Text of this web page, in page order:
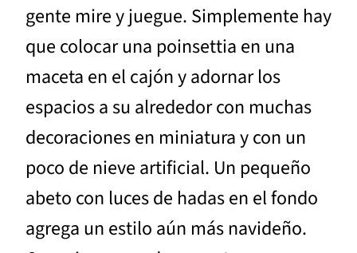
gente mire y juegue. Simplemente hay
que colocar una poinsettia en una
maceta en el cajón y adornar los
espacios a su alrededor con muchas
decoraciones en miniatura y con un
poco de nieve artificial. Un pequeño
abeto con luces de hadas en el fondo
agrega un estilo aún más navideño.